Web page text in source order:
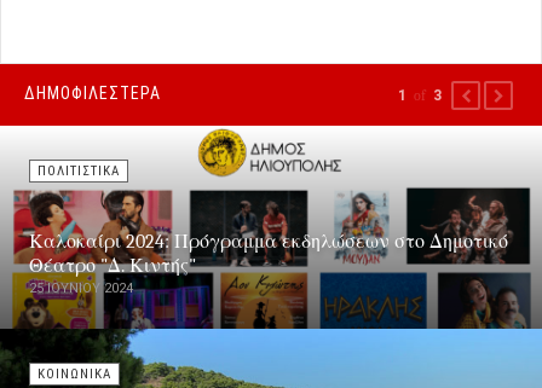
ΔΗΜΟΦΙΛΕΣΤΕΡΑ
ΠΟΛΙΤΙΣΤΙΚΑ
Καλοκαίρι 2024: Πρόγραμμα εκδηλώσεων στο Δημοτικό
Θέατρο "Δ. Κιντής"
25 ΙΟΥΝΊΟΥ 2024
ΚΟΙΝΩΝΙΚΑ
1 of 3 PREVIOUS
NEXT